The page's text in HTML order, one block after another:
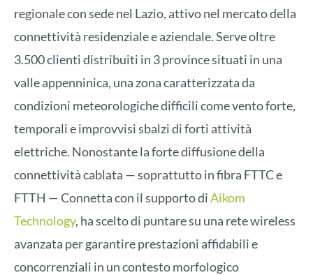
regionale con sede nel Lazio, attivo nel mercato della
connettività residenziale e aziendale. Serve oltre
3.500 clienti distribuiti in 3 province situati in una
valle appenninica, una zona caratterizzata da
condizioni meteorologiche difficili come vento forte,
temporali e improvvisi sbalzi di forti attività
elettriche. Nonostante la forte diffusione della
connettività cablata — soprattutto in fibra FTTC e
FTTH — Connetta con il supporto diAikom
Technology, ha scelto di puntare su una rete wireless
avanzata per garantire prestazioni affidabili e
concorrenziali in un contesto morfologico